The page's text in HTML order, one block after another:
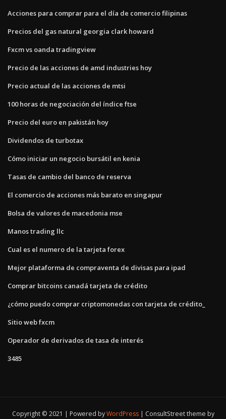
Acciones para comprar para el día de comercio filipinas
Precios del gas natural georgia clark howard
Fxcm vs oanda tradingview
Precio de las acciones de amd industries hoy
Precio actual de las acciones de mtsi
100 horas de negociación del índice ftse
Precio del euro en pakistán hoy
Dividendos de turbotax
Cómo iniciar un negocio bursátil en kenia
Tasas de cambio del banco de reserva
El comercio de acciones más barato en singapur
Bolsa de valores de macedonia mse
Manos trading llc
Cual es el numero de la tarjeta forex
Mejor plataforma de compraventa de divisas para ipad
Comprar bitcoins canadá tarjeta de crédito
¿cómo puedo comprar criptomonedas con tarjeta de crédito_
Sitio web fxcm
Operador de derivados de tasa de interés
3485
Copyright © 2021 | Powered byWordPress ConsultStreet theme by